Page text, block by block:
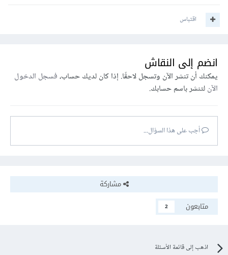
اقتباس
انضم إلى النقاش
يمكنك أن تنشر الآن وتسجل لاحقًا. إذا كان لديك حساب،فسجل الدخول
الآنلتنشر باسم حسابك.
أجب على هذا السؤال...
مشاركة
متابعون
2
اذهب إلى قائمة الأسئلة